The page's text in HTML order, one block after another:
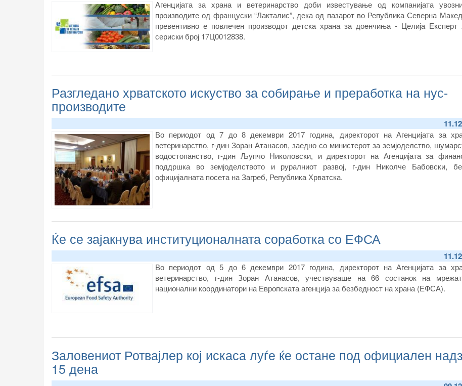
Агенцијата за храна и ветеринарство доби известување од компанијата
производите од француски “Лакталис”, дека од пазарот во Република Северна
превентивно е повлечен производот детска храна за доeнчиња - Целија
сериски број 17Ц0012838.
Разгледано хрватското искуство за собирање и преработка на нус-
производите
Во периодот од 7 до 8 декември 2017 година, директорот на Агенцијата за
ветеринарство, г-дин Зоран Атанасов, заедно со министерот за земјоделство,
водостопанство, г-дин Љупчо Николовски, и директорот на Агенцијата за
поддршка во земјоделството и руралниот развој, г-дин Николче Бабовски,
официјалната посета на Загреб, Република Хрватска.
Ќе се зајакнува институционалната соработка со ЕФСА
Во периодот од 5 до 6 декември 2017 година, директорот на Агенцијата за
ветеринарство, г-дин Зоран Атанасов, учествуваше на 66 состанок на
национални координатори на Европската агенција за безбедност на храна (ЕФСА).
Заловениот Ротвајлер кој искаса луѓе ќе остане под официален
15 дена